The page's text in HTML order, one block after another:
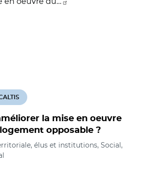
la mise en oeuvre
opposable ?
élus et institutions, Social,